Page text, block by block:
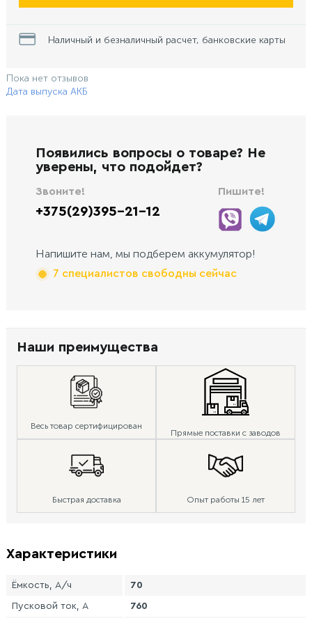
Наличный и безналичный расчет, банковские карты
Пока нет отзывов
Дата выпуска АКБ
Появились вопросы о товаре? Не
уверены, что подойдет?
Звоните!
+375(29)395-21-12
Пишите!
Напишите нам, мы подберем аккумулятор!
7 специалистов свободны сейчас
Наши преимущества
Весь товар сертифицирован
Прямые поставки с заводов
Быстрая доставка Опыт работы 15 лет
Характеристики
Ёмкость, А/ч 70
Пусковой ток, А 760